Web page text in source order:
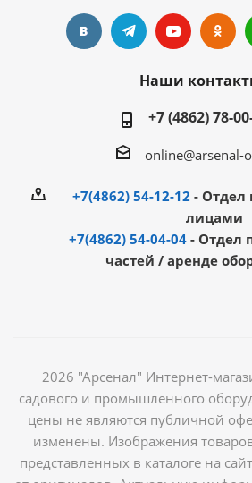
Наши
+7 (4862) 78-
online@arsenal-
+7(4862) 54-12-12 - Отдел
лицами
+7(4862) 54-04-04 - Отдел
частей / аренде
2026 "Арсенал" Интернет-
садового и промышленного
цены не являются публичной
изменены. Изображения
представленных в каталоге на